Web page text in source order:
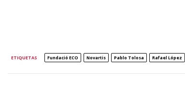
ETIQUETAS Fundació ECO Novartis Pablo Tolosa Rafael López